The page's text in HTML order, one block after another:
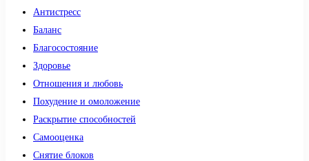
Антистресс
Баланс
Благосостояние
Здоровье
Отношения и любовь
Похудение и омоложение
Раскрытие способностей
Самооценка
Снятие блоков